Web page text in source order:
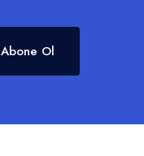
Abone Ol